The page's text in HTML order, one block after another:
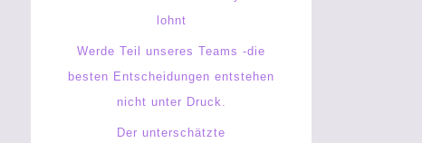
lohnt
Werde Teil unseres Teams -die
besten Entscheidungen entstehen
nicht unter Druck.
Der unterschätzte